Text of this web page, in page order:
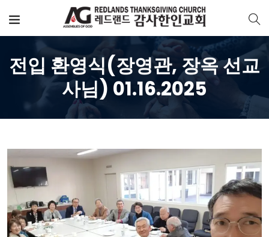
전입 환영식(장영관, 장옥 선교
사님) 01.16.2025